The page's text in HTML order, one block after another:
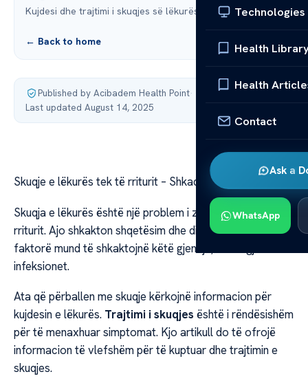
Technologies
Health
Health
Contact
Ask a
WhatsApp
Kujdesi dhe trajtimi i skuqjes së lëkurës
← Back to home
Published by Acibadem Health Point·
Last updated August 14, 2025
Skuqje e lëkurës tek të rriturit – Shkaqet dhe Kujdesi
Skuqja e lëkurës është një problem i zakonshëm për të
rriturit. Ajo shkakton shqetësim dhe discomfort. Shumë
faktorë mund të shkaktojnë këtë gjendje, si alergjitë dhe
infeksionet.
Ata që përballen me skuqje kërkojnë informacion për
kujdesin e lëkurës. Trajtimi i skuqjes është i rëndësishëm
për të menaxhuar simptomat. Kjo artikull do të ofrojë
informacion të vlefshëm për të kuptuar dhe trajtimin e
skuqjes.